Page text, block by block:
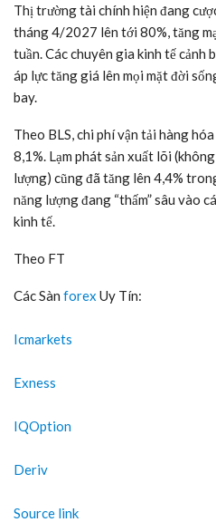
Thị trường tài chính hiện đang
tháng 4/2027 lên tới 80%, tăng
tuần. Các chuyên gia kinh tế cảnh
áp lực tăng giá lên mọi mặt đời
bay.
Theo BLS, chi phí vận tải hàng
8,1%. Lạm phát sản xuất lõi
lượng) cũng đã tăng lên 4,4%
năng lượng đang “thấm” sâu vào
kinh tế.
Theo FT
Các Sàn forex Uy Tín:
Icmarkets
Exness
IQOption
Deriv
Source link